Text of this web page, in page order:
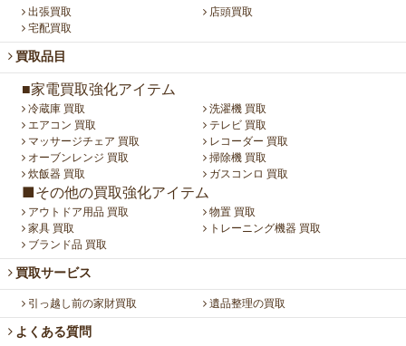
出張買取
店頭買取
宅配買取
買取品目
■家電買取強化アイテム
冷蔵庫 買取
洗濯機 買取
エアコン 買取
テレビ 買取
マッサージチェア 買取
レコーダー 買取
オーブンレンジ 買取
掃除機 買取
炊飯器 買取
ガスコンロ 買取
■その他の買取強化アイテム
アウトドア用品 買取
物置 買取
家具 買取
トレーニング機器 買取
ブランド品 買取
買取サービス
引っ越し前の家財買取 遺品整理の買取
よくある質問